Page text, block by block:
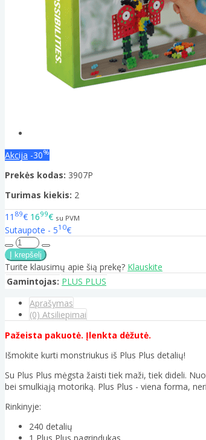
Akcija -30%
Prekės kodas: 3907P
Turimas kiekis: 2
11 89€ 1699€ su PVM
Sutaupote - 510€
Turite klausimų apie šią prekę? Klauskite
Gamintojas: PLUS PLUS
Aprašymas
(0) Atsiliepimai
Pažeista pakuotė. Įlenkta dėžutė.
Išmokite kurti monstriukus iš Plus Plus detalių!
Su Plus Plus mėgsta žaisti tiek maži, tiek dideli.
bei smulkiąją motoriką. Plus Plus - viena forma,
Rinkinyje:
240 detalių